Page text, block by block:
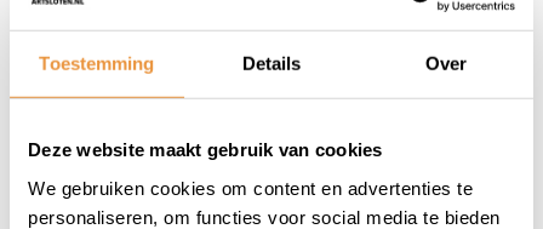
Toestemming Details Over
Deze website maakt gebruik van cookies
We gebruiken cookies om content en advertenties te
personaliseren, om functies voor social media te bieden
150cm MBT4068
193,34 171,95